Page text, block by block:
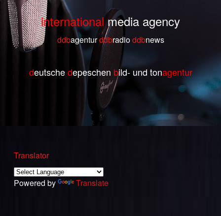
internationalmedia agency
ddbagenturddbradioddbnews
deutschedepeschen bild- und tonagentur
Translator
Powered by Translate